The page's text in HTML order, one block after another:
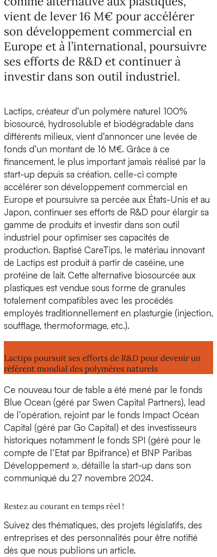
vient de lever 16 M€ pour accélérer
son développement commercial en
Europe et à l’international, poursuivre
ses efforts de R&D et continuer à
investir dans son outil industriel.
Lactips, créateur d’un polymère naturel 100%
biosourcé, hydrosoluble et biodégradable dans
différents milieux, vient d’annoncer une levée de
fonds d’un montant de 16 M€. Grâce à ce
financement, le plus important jamais réalisé par la
start-up depuis sa création, celle-ci compte
accélérer son développement commercial en
Europe et poursuivre sa percée aux États-Unis et au
Japon, continuer ses efforts de R&D pour élargir sa
gamme de produits et investir dans son outil
industriel pour optimiser ses capacités de
production. Baptisé CareTips, le matériau innovant
de Lactips est produit à partir de caséine, une
protéine de lait. Cette alternative biosourcée aux
plastiques est vendue sous forme de granules
totalement compatibles avec les procédés
employés traditionnellement en plasturgie (injection,
soufflage, thermoformage, etc.).
Lactips poursuit ses efforts de R&D pour devenir un
référent mondial des polymères naturels
Ce nouveau tour de table a été mené par le fonds
Blue Ocean (géré par Swen Capital Partners), lead
de l’opération, rejoint par le fonds Impact Océan
Capital (géré par Go Capital) et des investisseurs
historiques notamment le fonds SPI (géré pour le
compte de l’Etat par Bpifrance) et BNP Paribas
Développement », détaille la start-up dans son
communiqué du 27 novembre 2024.
Restez au courant en temps réel !
Suivez des thématiques, des projets législatifs, des
entreprises et des personnalités pour être notifié
dès que nous publions un article.